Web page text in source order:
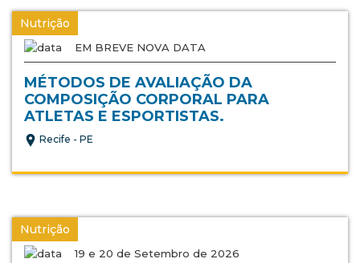
Nutrição
EM BREVE NOVA DATA
MÉTODOS DE AVALIAÇÃO DA
COMPOSIÇÃO CORPORAL PARA
ATLETAS E ESPORTISTAS.
Recife - PE
Nutrição
19 e 20 de Setembro de 2026